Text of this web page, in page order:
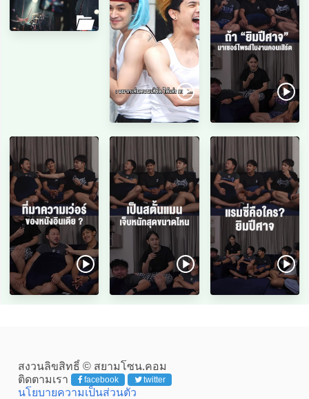
สงวนลิขสิทธิ์ © สยามโซน.คอม
ติดตามเรา
facebook twitter
นโยบายความเป็นส่วนตัว